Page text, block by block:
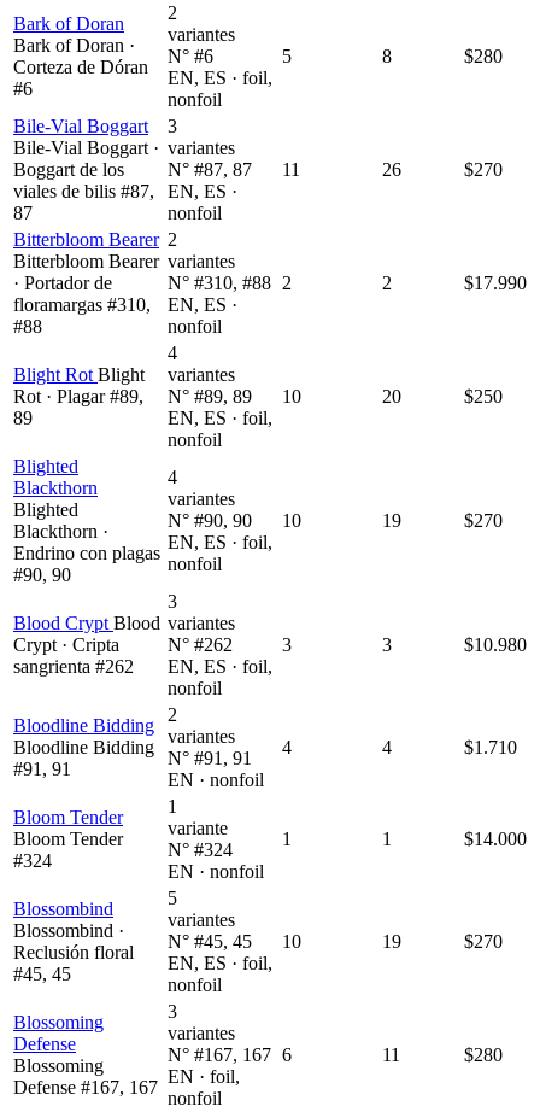
Bark of Doran
Bark of Doran ·
Corteza de Dóran
#6
2
variantes
N° #6
EN, ES · foil,
nonfoil
5 8 $280
Bile-Vial Boggart
Bile-Vial Boggart ·
Boggart de los
viales de bilis #87,
87
3
variantes
N° #87, 87
EN, ES ·
nonfoil
11 26 $270
Bitterbloom Bearer
Bitterbloom Bearer
· Portador de
floramargas #310,
#88
2
variantes
N° #310, #88
EN, ES ·
nonfoil
2 2 $17.990
Blight Rot Blight
Rot · Plagar #89,
89
4
variantes
N° #89, 89
EN, ES · foil,
nonfoil
10 20 $250
Blighted
Blackthorn
Blighted
Blackthorn ·
Endrino con plagas
#90, 90
4
variantes
N° #90, 90
EN, ES · foil,
nonfoil
10 19 $270
Blood Crypt Blood
Crypt · Cripta
sangrienta #262
3
variantes
N° #262
EN, ES · foil,
nonfoil
3 3 $10.980
Bloodline Bidding
Bloodline Bidding
#91, 91
2
variantes
N° #91, 91
EN · nonfoil
4 4 $1.710
Bloom Tender
Bloom Tender
#324
1
variante
N° #324
EN · nonfoil
1 1 $14.000
Blossombind
Blossombind ·
Reclusión floral
#45, 45
5
variantes
N° #45, 45
EN, ES · foil,
nonfoil
10 19 $270
Blossoming
Defense
Blossoming
Defense #167, 167
3
variantes
N° #167, 167
EN · foil,
nonfoil
6 11 $280